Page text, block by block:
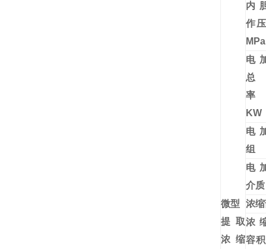
微型
提取
浓缩
内
作
MPa
电
KW
电
组
电
介质
浓
浓